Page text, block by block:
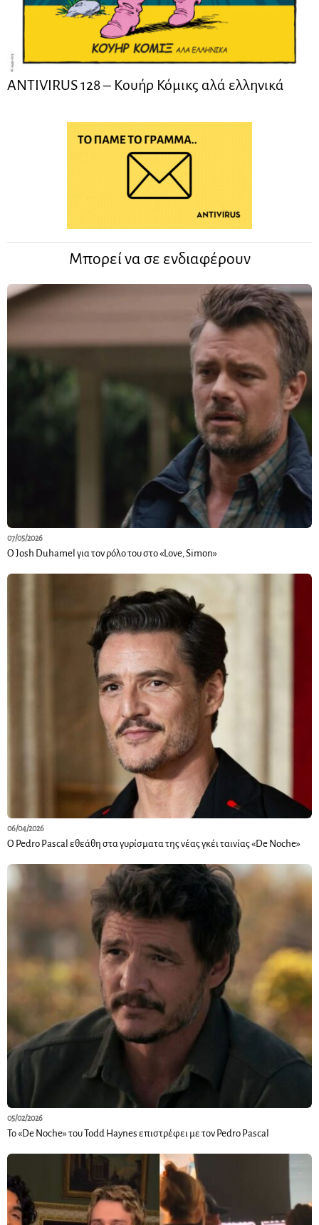
ANTIVIRUS 128 – Kουήρ Κόμικς αλά ελληνικά
Μπορεί να σε ενδιαφέρουν
07/05/2026
Ο Josh Duhamel για τον ρόλο του στο «Love, Simon»
06/04/2026
Ο Pedro Pascal εθεάθη στα γυρίσματα της νέας γκέι ταινίας «De Noche»
05/02/2026
Το «De Noche» του Todd Haynes επιστρέφει με τον Pedro Pascal